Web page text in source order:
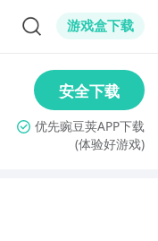
游戏盒下载
(体验好游戏)